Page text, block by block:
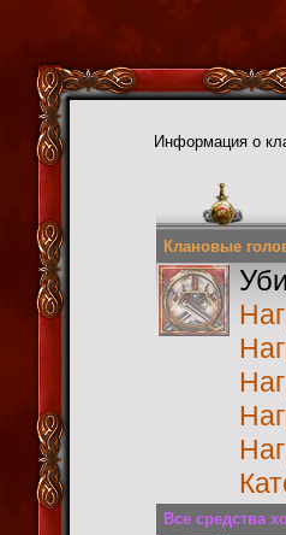
Информация о
Клановые
Все средства